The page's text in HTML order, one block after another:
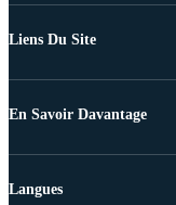
Liens Du Site
En Savoir Davantage
Langues